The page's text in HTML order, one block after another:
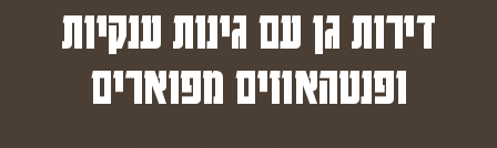
דירות גן עם גינות ענקיות
ופנטהאוזים מפוארים